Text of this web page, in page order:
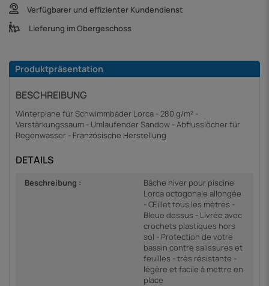
Verfügbarer und effizienter Kundendienst
Lieferung im Obergeschoss
Produktpräsentation
BESCHREIBUNG
Winterplane für Schwimmbäder Lorca - 280 g/m² -
Verstärkungssaum - Umlaufender Sandow - Abflusslöcher für
Regenwasser - Französische Herstellung
DETAILS
Beschreibung :
Bâche hiver pour piscine
Lorca octogonale allongée
- Œillet tous les mètres -
Bleue dessus - Livrée avec
crochets plastiques hors
sol - Protection de votre
bassin contre salissures et
feuilles - très résistante -
légère et facile à mettre en
place